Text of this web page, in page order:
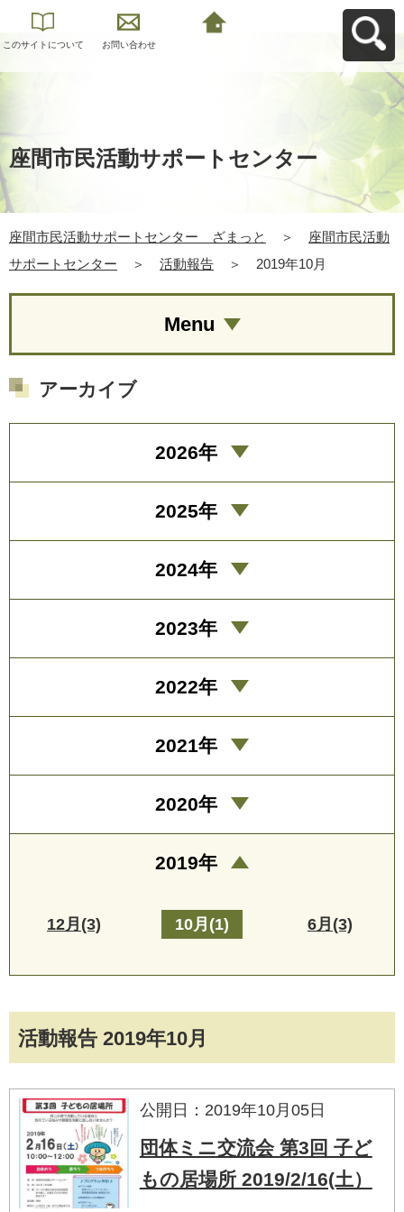
このサイトについて お問い合わせ
座間市民活動サポートセンター
座間市民活動サポートセンター ざまっと ＞
座間市民活動
サポートセンター
＞ 活動報告 ＞ 2019年10月
活動報告 2019年10月
公開日：2019年10月05日
団体ミニ交流会 第3回 子ど
もの居場所 2019/2/16(土）
Menu
アーカイブ
2026年
2025年
2024年
2023年
2022年
2021年
2020年
2019年
12月(3) 10月(1) 6月(3)